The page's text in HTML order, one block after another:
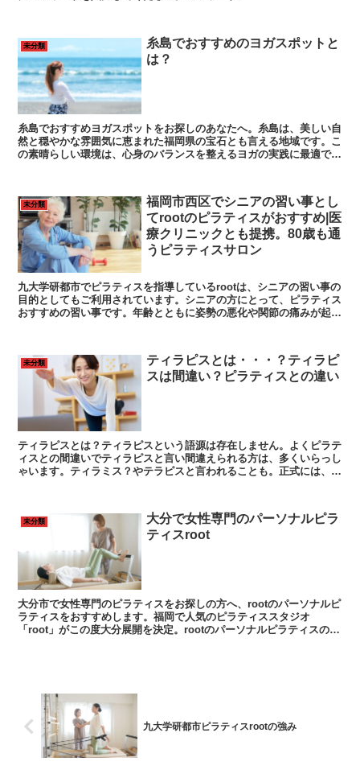
未分類
糸島でおすすめのヨガスポットと
は？
糸島でおすすめヨガスポットをお探しのあなたへ。糸島は、美しい自
然と穏やかな雰囲気に恵まれた福岡県の宝石とも言える地域です。こ
の素晴らしい環境は、心身のバランスを整えるヨガの実践に最適で
未分類
福岡市西区でシニアの習い事とし
てrootのピラティスがおすすめ|医
療クリニックとも提携。80歳も通
うピラティスサロン
九大学研都市でピラティスを指導しているrootは、シニアの習い事の
目的としてもご利用されています。シニアの方にとって、ピラティス
おすすめの習い事です。年齢とともに姿勢の悪化や関節の痛みが起こ
未分類
ティラピスとは・・・？ティラピ
スは間違い？ピラティスとの違い
ティラピスとは？ティラピスという語源は存在しません。よくピラテ
ィスとの間違いでティラピスと言い間違えられる方は、多くいらっし
ゃいます。ティラミス？やテラピスと言われることも。正式には、テ
未分類
大分で女性専門のパーソナルピラ
ティスroot
大分市で女性専門のピラティスをお探しの方へ、rootのパーソナルピ
ラティスをおすすめします。福岡で人気のピラティススタジオ
「root」がこの度大分展開を決定。rootのパーソナルピラティスの特
九大学研都市ピラティスrootの強み